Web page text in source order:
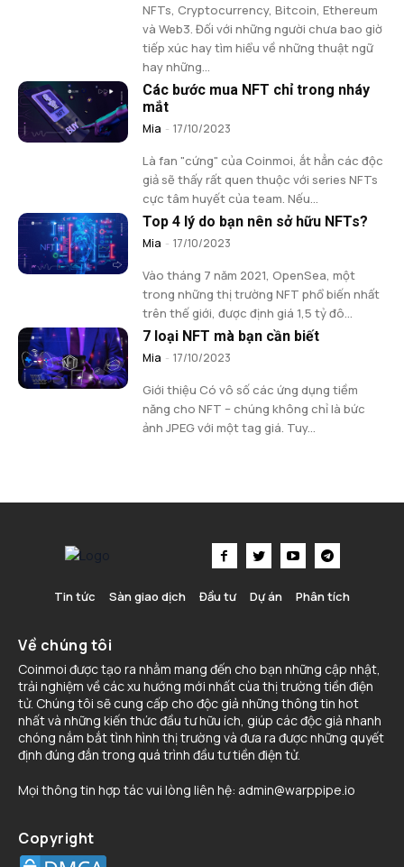
NFTs, Cryptocurrency, Bitcoin, Ethereum
và Web3. Đối với những người chưa bao giờ
tiếp xúc hay tìm hiểu về những thuật ngữ
hay những...
Các bước mua NFT chỉ trong nháy
mắt
Mia - 17/10/2023
Là fan "cứng" của Coinmoi, ắt hẳn các độc
giả sẽ thấy rất quen thuộc với series NFTs
cực tâm huyết của team. Nếu...
Top 4 lý do bạn nên sở hữu NFTs?
Mia - 17/10/2023
Vào tháng 7 năm 2021, OpenSea, một
trong những thị trường NFT phổ biến nhất
trên thế giới, được định giá 1,5 tỷ đô...
7 loại NFT mà bạn cần biết
Mia - 17/10/2023
Giới thiệu Có vô số các ứng dụng tiềm
năng cho NFT – chúng không chỉ là bức
ảnh JPEG với một tag giá. Tuy...
Tin tức Sàn giao dịch Đầu tư Dự án Phân tích
Về chúng tôi
Coinmoi được tạo ra nhằm mang đến cho bạn những cập nhật,
trải nghiệm về các xu hướng mới nhất cùa thị trường tiền điện
tử. Chúng tôi sẽ cung cấp cho độc giả những thông tin hot
nhất và những kiến thức đầu tư hữu ích, giúp các độc giả nhanh
chóng nắm bắt tình hình thị trường và đưa ra được những quyết
định đúng đắn trong quá trình đầu tư tiền điện tử.
Mọi thông tin hợp tác vui lòng liên hệ: admin@warppipe.io
Copyright